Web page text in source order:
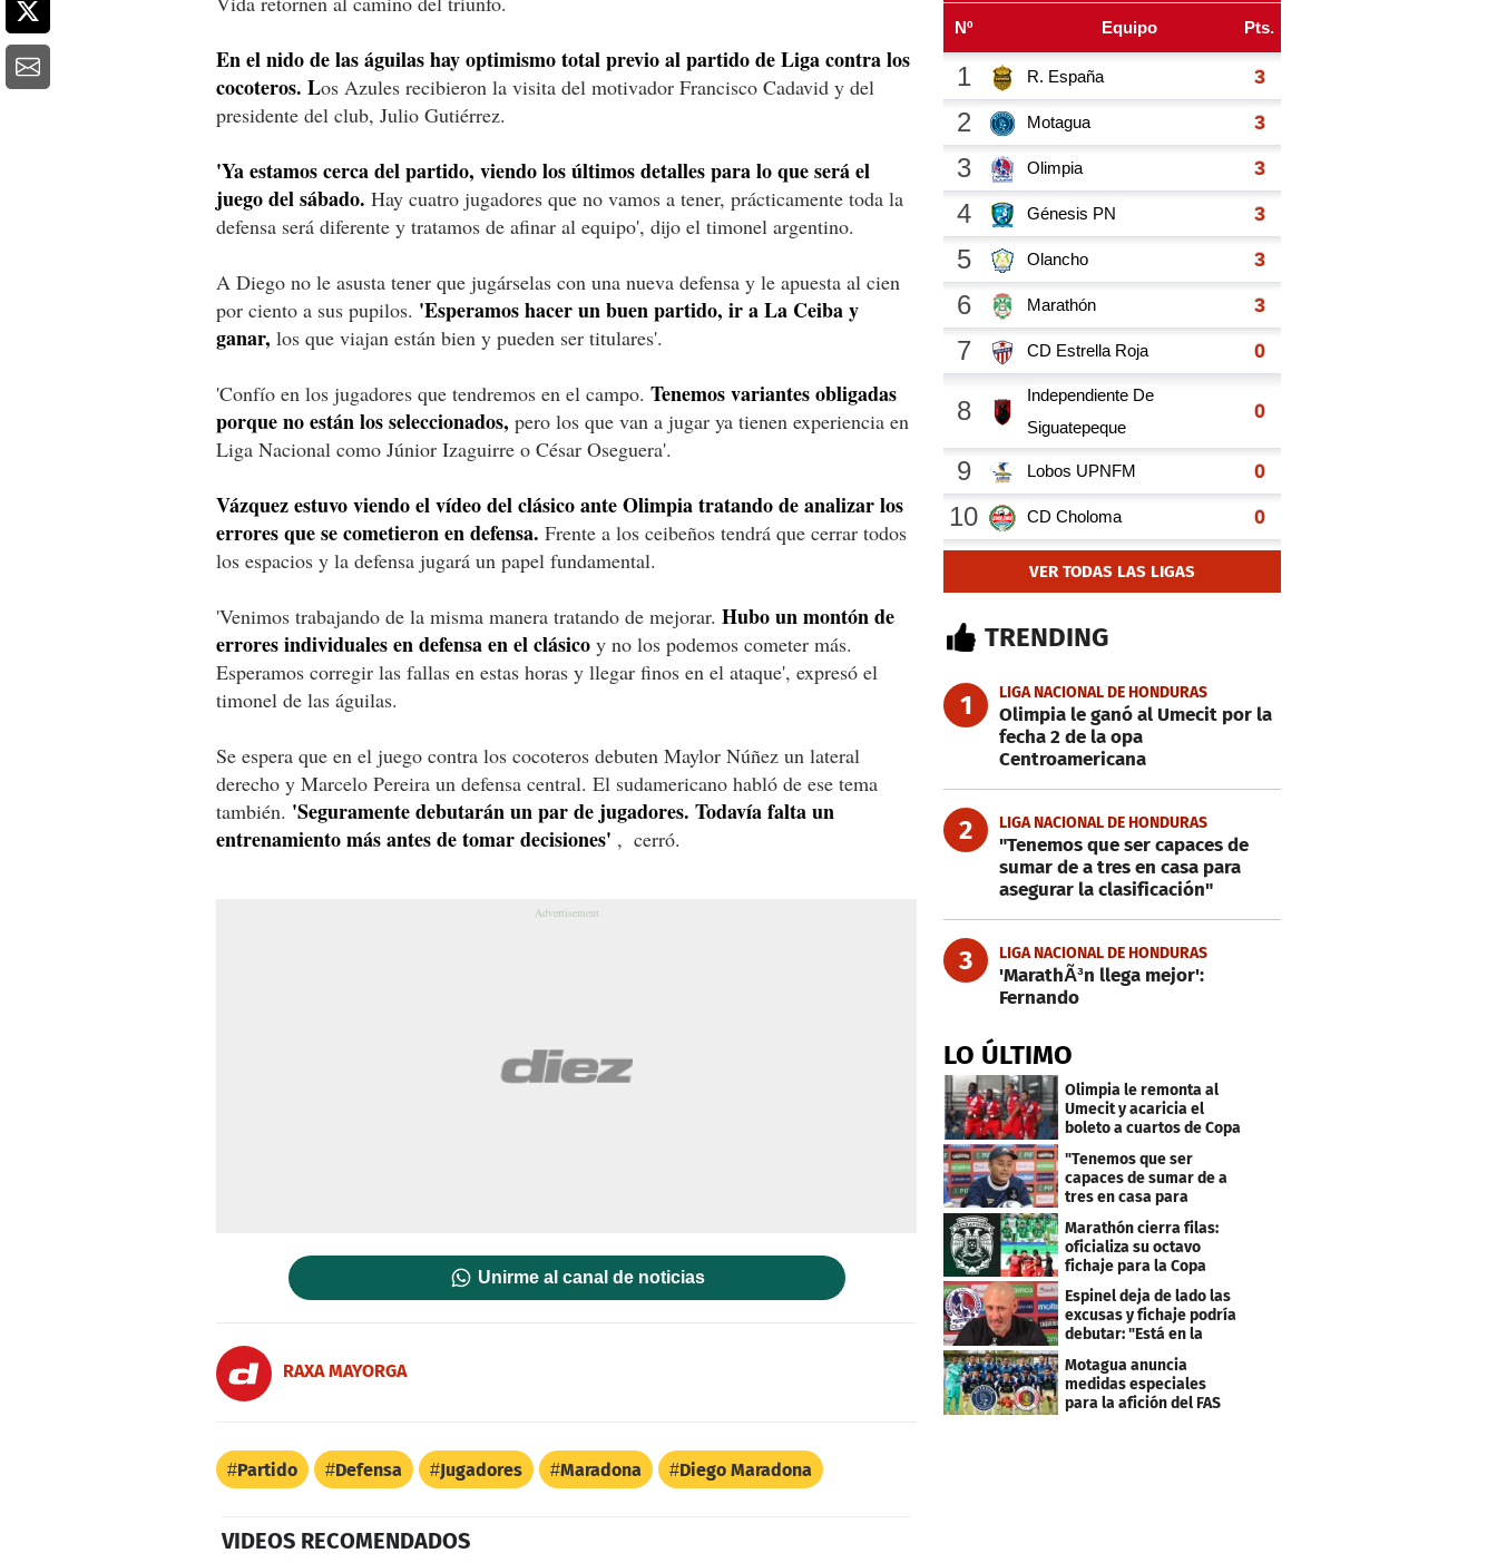
En el nido de las águilas hay optimismo total previo al partido de Liga contra los
cocoteros. Los Azules recibieron la visita del motivador Francisco Cadavid y del
presidente del club, Julio Gutiérrez.
'Ya estamos cerca del partido, viendo los últimos detalles para lo que será el
juego del sábado. Hay cuatro jugadores que no vamos a tener, prácticamente toda la
defensa será diferente y tratamos de afinar al equipo', dijo el timonel argentino.
A Diego no le asusta tener que jugárselas con una nueva defensa y le apuesta al cien
por ciento a sus pupilos. 'Esperamos hacer un buen partido, ir a La Ceiba y
ganar, los que viajan están bien y pueden ser titulares'.
'Confío en los jugadores que tendremos en el campo. Tenemos variantes obligadas
porque no están los seleccionados, pero los que van a jugar ya tienen experiencia en
Liga Nacional como Júnior Izaguirre o César Oseguera'.
Vázquez estuvo viendo el vídeo del clásico ante Olimpia tratando de analizar los
errores que se cometieron en defensa. Frente a los ceibeños tendrá que cerrar todos
los espacios y la defensa jugará un papel fundamental.
'Venimos trabajando de la misma manera tratando de mejorar. Hubo un montón de
errores individuales en defensa en el clásico y no los podemos cometer más.
Esperamos corregir las fallas en estas horas y llegar finos en el ataque', expresó el
timonel de las águilas.
Se espera que en el juego contra los cocoteros debuten Maylor Núñez un lateral
derecho y Marcelo Pereira un defensa central. El sudamericano habló de ese tema
también. 'Seguramente debutarán un par de jugadores. Todavía falta un
entrenamiento más antes de tomar decisiones' , cerró.
Unirme al canal de noticias
RAXA MAYORGA
Partido Defensa Jugadores Maradona Diego Maradona
VIDEOS RECOMENDADOS
VER TODAS LAS LIGAS
TRENDING
1 LIGA NACIONAL DE HONDURAS
Olimpia le ganó al Umecit por la
fecha 2 de la opa
Centroamericana
2 LIGA NACIONAL DE HONDURAS
"Tenemos que ser capaces de
sumar de a tres en casa para
asegurar la clasificación"
3 LIGA NACIONAL DE HONDURAS
'MarathÃ³n llega mejor':
Fernando
LO ÚLTIMO
Olimpia le remonta al
Umecit y acaricia el
boleto a cuartos de Copa
"Tenemos que ser
capaces de sumar de a
tres en casa para
asegurar la
clasificación"
Marathón cierra filas:
oficializa su octavo
fichaje para la Copa
Centroamericana
Espinel deja de lado las
excusas y fichaje podría
debutar: "Está en la
Motagua anuncia
medidas especiales
para la afición del FAS